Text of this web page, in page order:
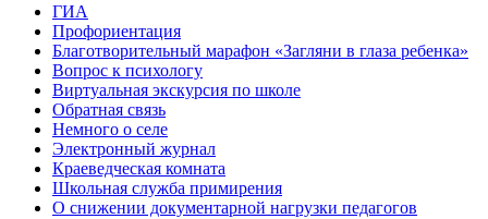
ГИА
Профориентация
Благотворительный марафон «Загляни в глаза ребенка»
Вопрос к психологу
Виртуальная экскурсия по школе
Обратная связь
Немного о селе
Электронный журнал
Краеведческая комната
Школьная служба примирения
О снижении документарной нагрузки педагогов